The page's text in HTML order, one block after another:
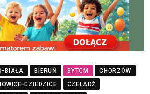
BIAŁA BIERUŃ BYTOM
CHORZÓW
DZIEDZICE
CZELADŹ